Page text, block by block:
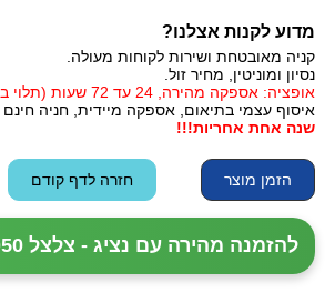
מדוע לקנות אצלנו?
קניה מאובטחת ושירות לקוחות מעולה.
נסיון ומוניטין, מחיר זול.
אופציה: אספקה מהירה, 24 עד 72 שעות (תלוי באזור)
איסוף עצמי בתיאום, אספקה מיידית, חניה חינם
שנה אחת אחריות!!!
להזמנה מהירה עם נציג - צלצל 052-7535050